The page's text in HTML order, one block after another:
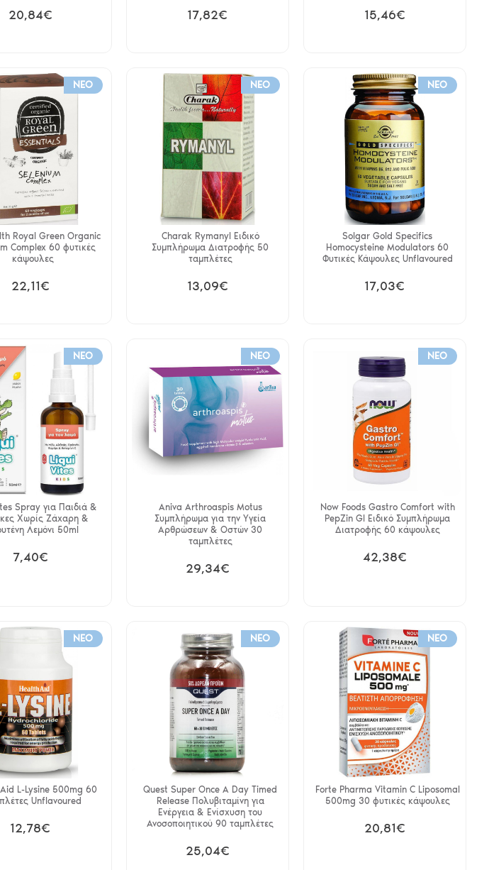
20,84€ 17,82€ 15,46€
NEO
Royal Green Organic
Complex 60 φυτικές
κάψουλες
22,11€
NEO
Charak Rymanyl Ειδικό
Συμπλήρωμα Διατροφής 50
ταμπλέτες
13,09€
NEO
Solgar Gold Specifics
Homocysteine Modulators 60
Φυτικές Κάψουλες Unflavoured
17,03€
NEO
Spray για Παιδιά &
Χωρίς Ζάχαρη &
Λεμόνι 50ml
7,40€
NEO
Aniva Arthroaspis Motus
Συμπλήρωμα για την Υγεία
Αρθρώσεων & Οστών 30
ταμπλέτες
29,34€
NEO
Now Foods Gastro Comfort with
PepZin GI Ειδικό Συμπλήρωμα
Διατροφής 60 κάψουλες
42,38€
NEO
L-Lysine 500mg 60
Unflavoured
12,78€
NEO
Quest Super Once A Day Timed
Release Πολυβιταμίνη για
Ενέργεια & Ενίσχυση του
Ανοσοποιητικού 90 ταμπλέτες
25,04€
NEO
Forte Pharma Vitamin C Liposomal
500mg 30 φυτικές κάψουλες
20,81€